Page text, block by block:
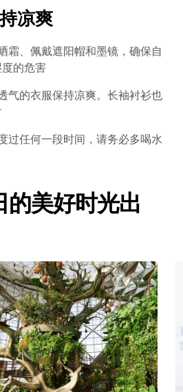
凉爽
霜、佩戴遮阳帽和墨镜，确保自
的危害
气的衣服保持凉爽。长袖衬衫也
过任何一段时间，请务必多喝水
美好时光出